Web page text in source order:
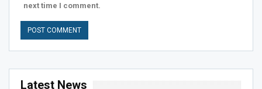
next time I comment.
Latest News